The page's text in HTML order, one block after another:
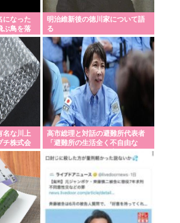
になった
ぶ鳥を落
の業績
明治維新後の徳川家について語
る
名な川上
チ株式会
高市総理と対話の避難所代表者
「避難所の生活全く不自由な
った！」